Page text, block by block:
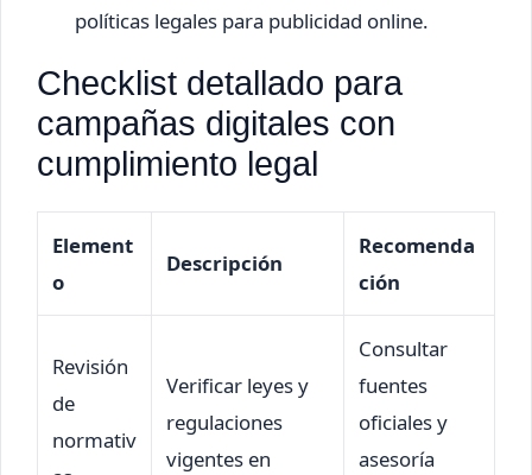
políticas legales para publicidad online.
Checklist detallado para
campañas digitales con
cumplimiento legal
Element
o
Descripción
Recomenda
ción
Revisión
de
normativ
Verificar leyes y
regulaciones
vigentes en
Consultar
fuentes
oficiales y
asesoría